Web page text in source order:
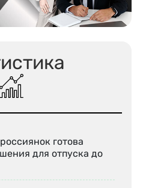
готова
для отпуска до